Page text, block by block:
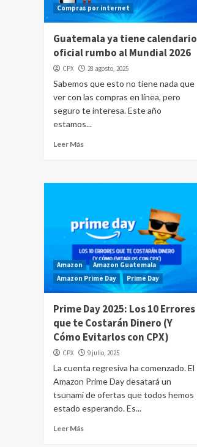
Compras por internet
Guatemala ya tiene calendario
oficial rumbo al Mundial 2026
CPX 28 agosto, 2025
Sabemos que esto no tiene nada que
ver con las compras en línea, pero
seguro te interesa. Este año
estamos...
Leer Más
Amazon
Amazon Guatemala
Amazon Prime Day
Prime Day
Prime Day 2025: Los 10 Errores
que te Costarán Dinero (Y
Cómo Evitarlos con CPX)
CPX 9 julio, 2025
La cuenta regresiva ha comenzado. El
Amazon Prime Day desatará un
tsunami de ofertas que todos hemos
estado esperando. Es...
Leer Más